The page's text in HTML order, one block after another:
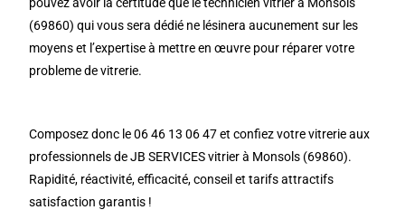
(69860) qui vous sera dédié ne lésinera aucunement sur les
moyens et l’expertise à mettre en œuvre pour réparer votre
probleme de vitrerie.
Composez donc le 06 46 13 06 47 et confiez votre vitrerie aux
professionnels de JB SERVICES vitrier à Monsols (69860).
Rapidité, réactivité, efficacité, conseil et tarifs attractifs
satisfaction garantis !